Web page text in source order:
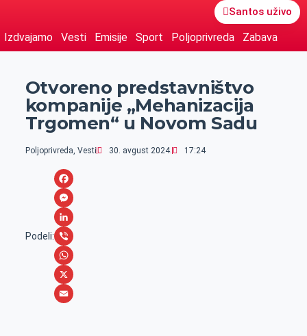
Santos uživo
Izdvajamo Vesti Emisije Sport Poljoprivreda Zabava
Otvoreno predstavništvo
kompanije „Mehanizacija
Trgomen“ u Novom Sadu
Poljoprivreda, Vesti 30. avgust 2024. 17:24
Podeli:
F
a
c
e
b
o
M
e
s
s
e
L
i
n
k
V
i
b
W
h
X